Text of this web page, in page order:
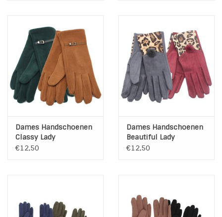
Dames Handschoenen
Classy Lady
€12,50
Dames Handschoenen
Beautiful Lady
€12,50